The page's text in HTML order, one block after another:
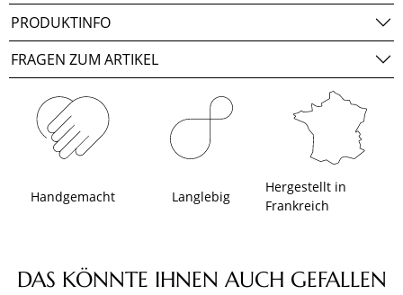
PRODUKTINFO
FRAGEN ZUM ARTIKEL
Handgemacht Langlebig
Hergestellt in
Frankreich
Produktgalerie überspringen
DAS KÖNNTE IHNEN AUCH GEFALLEN